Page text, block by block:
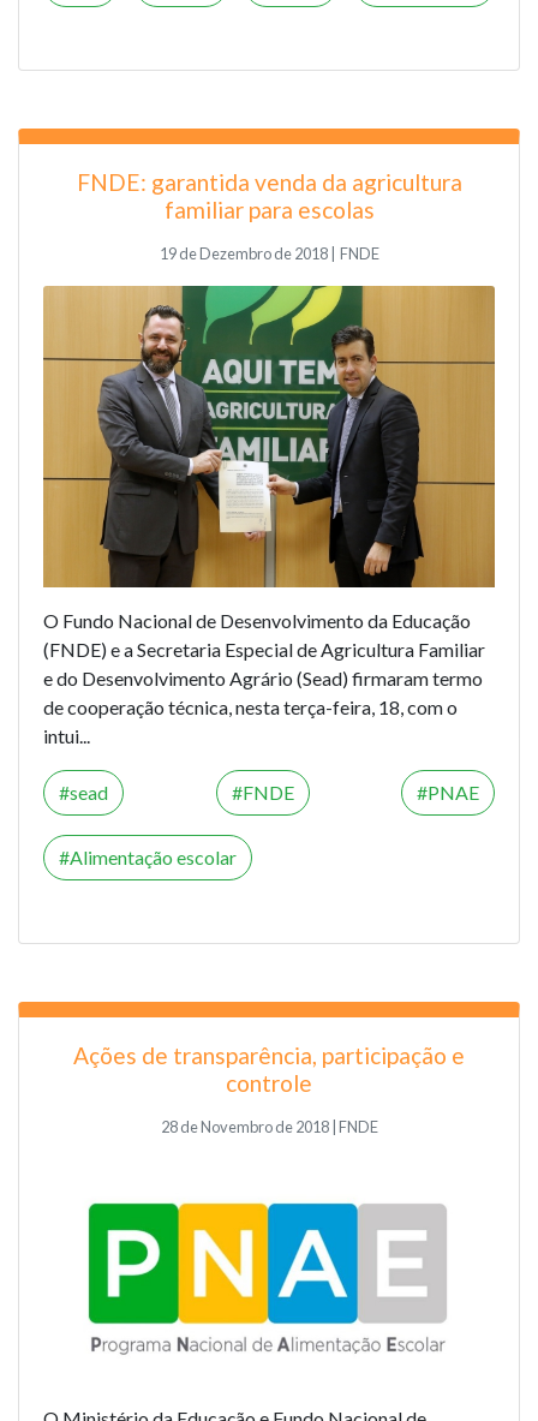
FNDE: garantida venda da agricultura
familiar para escolas
19 de Dezembro de 2018 | FNDE
O Fundo Nacional de Desenvolvimento da Educação
(FNDE) e a Secretaria Especial de Agricultura Familiar
e do Desenvolvimento Agrário (Sead) firmaram termo
de cooperação técnica, nesta terça-feira, 18, com o
intui...
sead FNDE PNAE
Alimentação escolar
Ações de transparência, participação e
controle
28 de Novembro de 2018 | FNDE